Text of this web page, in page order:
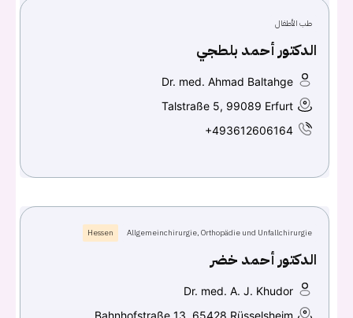
تسجيل الدخول
طب الأطفال
الدكتور أحمد بلطجي
Dr. med. Ahmad Baltahge
Talstraße 5, 99089 Erfurt
+493612606164
Allgemeinchirurgie, Orthopädie und Unfallchirurgie
Hessen
الدكتور أحمد خضر
Dr. med. A. J. Khudor
Bahnhofstraße 13, 65428 Rüsselsheim